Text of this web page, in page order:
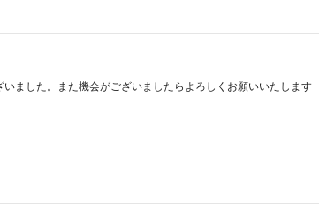
ました。また機会がございましたらよろしくお願いいたします